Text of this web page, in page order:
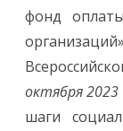
фонд
октября 2023
шаги